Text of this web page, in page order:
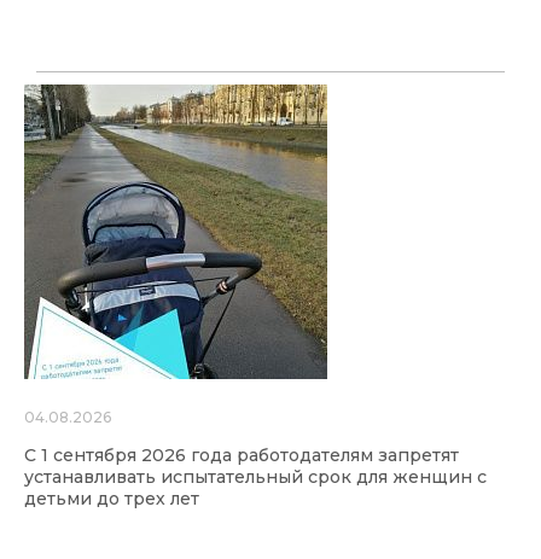
04.08.2026
С 1 сентября 2026 года работодателям запретят
устанавливать испытательный срок для женщин с
детьми до трех лет